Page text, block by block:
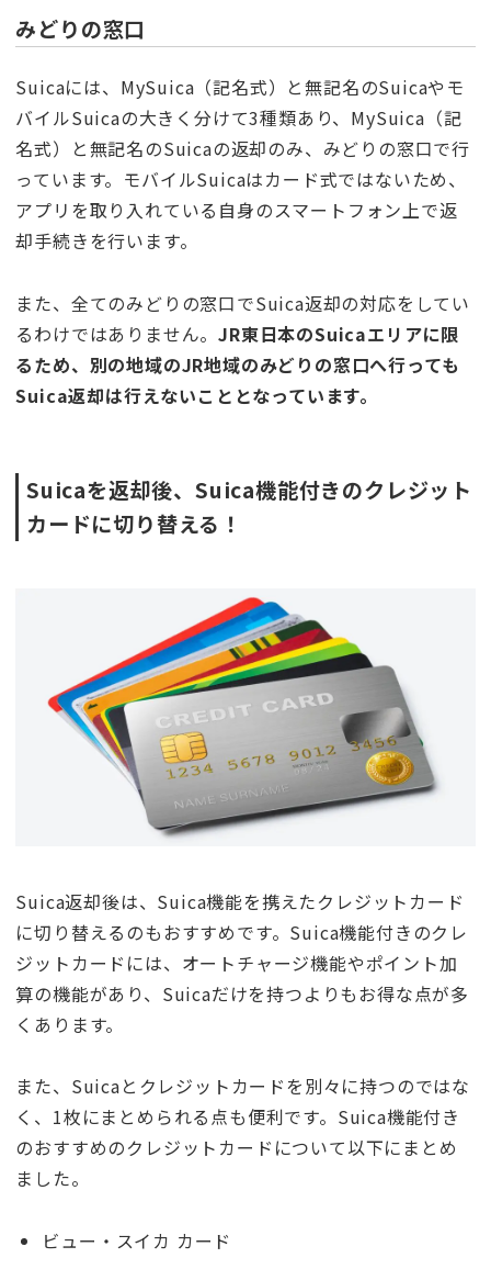
みどりの窓口
Suicaには、MySuica（記名式）と無記名のSuicaやモ
バイルSuicaの大きく分けて3種類あり、MySuica（記
名式）と無記名のSuicaの返却のみ、みどりの窓口で行
っています。モバイルSuicaはカード式ではないため、
アプリを取り入れている自身のスマートフォン上で返
却手続きを行います。
また、全てのみどりの窓口でSuica返却の対応をしてい
るわけではありません。JR東日本のSuicaエリアに限
るため、別の地域のJR地域のみどりの窓口へ行っても
Suica返却は行えないこととなっています。
Suicaを返却後、Suica機能付きのクレジット
カードに切り替える！
Suica返却後は、Suica機能を携えたクレジットカード
に切り替えるのもおすすめです。Suica機能付きのクレ
ジットカードには、オートチャージ機能やポイント加
算の機能があり、Suicaだけを持つよりもお得な点が多
くあります。
また、Suicaとクレジットカードを別々に持つのではな
く、1枚にまとめられる点も便利です。Suica機能付き
のおすすめのクレジットカードについて以下にまとめ
ました。
ビュー・スイカ カード